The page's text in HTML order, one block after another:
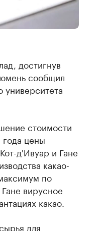
достигнув
сообщил
стоимости
цены
д'Ивуар и Гане
какао-
по
вирусное
какао.
для